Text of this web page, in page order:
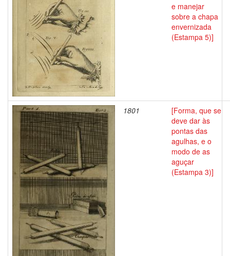
e manejar
sobre a chapa
envernizada
(Estampa 5)]
1801
[Forma, que se
deve dar às
pontas das
agulhas, e o
modo de as
aguçar
(Estampa 3)]